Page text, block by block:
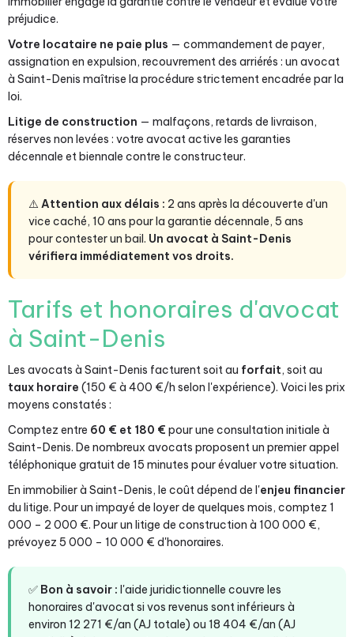
préjudice.
Votre locataire ne paie plus — commandement de payer,
assignation en expulsion, recouvrement des arriérés : un avocat
à Saint-Denis maîtrise la procédure strictement encadrée par la
loi.
Litige de construction — malfaçons, retards de livraison,
réserves non levées : votre avocat active les garanties
décennale et biennale contre le constructeur.
⚠️ Attention aux délais : 2 ans après la découverte d'un
vice caché, 10 ans pour la garantie décennale, 5 ans
pour contester un bail. Un avocat à Saint-Denis
vérifiera immédiatement vos droits.
Tarifs et honoraires d'avocat
à Saint-Denis
Les avocats à Saint-Denis facturent soit au forfait, soit au
taux horaire (150 € à 400 €/h selon l'expérience). Voici les prix
moyens constatés :
Comptez entre 60 € et 180 € pour une consultation initiale à
Saint-Denis. De nombreux avocats proposent un premier appel
téléphonique gratuit de 15 minutes pour évaluer votre situation.
En immobilier à Saint-Denis, le coût dépend de l'enjeu financier
du litige. Pour un impayé de loyer de quelques mois, comptez 1
000 – 2 000 €. Pour un litige de construction à 100 000 €,
prévoyez 5 000 – 10 000 € d'honoraires.
✅ Bon à savoir : l'aide juridictionnelle couvre les
honoraires d'avocat si vos revenus sont inférieurs à
environ 12 271 €/an (AJ totale) ou 18 404 €/an (AJ